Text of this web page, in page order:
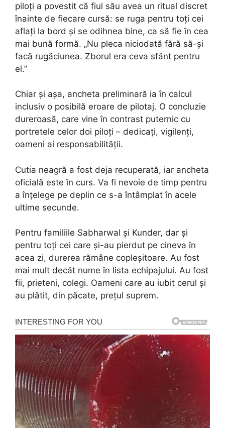
piloți a povestit că fiul său avea un ritual discret
înainte de fiecare cursă: se ruga pentru toți cei
aflați la bord și se odihnea bine, ca să fie în cea
mai bună formă. „Nu pleca niciodată fără să-și
facă rugăciunea. Zborul era ceva sfânt pentru
el.”
Chiar și așa, ancheta preliminară ia în calcul
inclusiv o posibilă eroare de pilotaj. O concluzie
dureroasă, care vine în contrast puternic cu
portretele celor doi piloți – dedicați, vigilenți,
oameni ai responsabilității.
Cutia neagră a fost deja recuperată, iar ancheta
oficială este în curs. Va fi nevoie de timp pentru
a înțelege pe deplin ce s-a întâmplat în acele
ultime secunde.
Pentru familiile Sabharwal și Kunder, dar și
pentru toți cei care și-au pierdut pe cineva în
acea zi, durerea rămâne copleșitoare. Au fost
mai mult decât nume în lista echipajului. Au fost
fii, prieteni, colegi. Oameni care au iubit cerul și
au plătit, din păcate, prețul suprem.